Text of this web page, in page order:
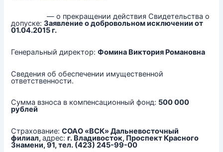
— о прекращении действия Свидетельства о
допуске:Заявление о добровольном исключении от
01.04.2015 г.
Генеральный директор:Фомина Виктория Романовна
Сведения об обеспечении имущественной
ответственности.
Сумма взноса в компенсационный фонд: 500 000
рублей
Страхование:СОАО «ВСК» Дальневосточный
филиал,адрес:г. Владивосток, Проспект Красного
Знамени, 91, тел. (423) 245-99-00